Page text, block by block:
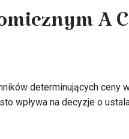
A
determinujących ceny
wpływa na decyzje o